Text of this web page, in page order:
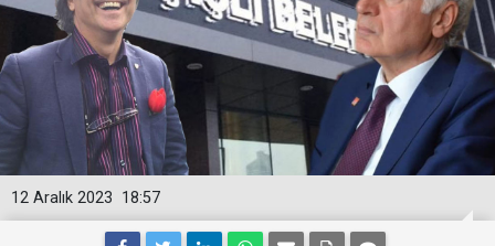
18:57
12 Aralık 2023